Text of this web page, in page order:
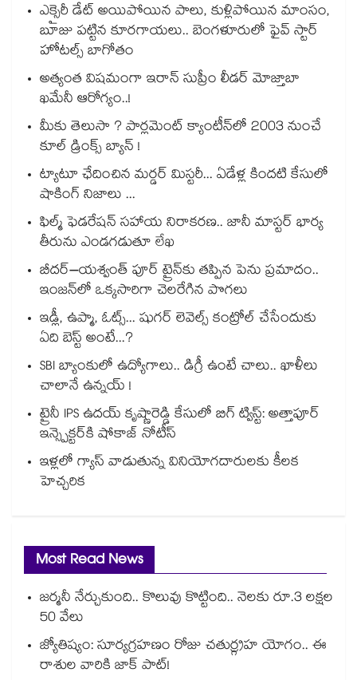
ఎక్సైరీ డేట్ అయిపోయిన పాలు, కుళ్లిపోయిన మాంసం,
బూజు పట్టిన కూరగాయలు.. బెంగళూరులో ఫైవ్ స్టార్
హోటల్స్ బాగోతం
అత్యంత విషమంగా ఇరాన్ సుప్రీం లీడర్ మోజ్తాబా
ఖమేనీ ఆరోగ్యం..!
మీకు తెలుసా ? పార్లమెంట్ క్యాంటీన్⁪లో 2003 నుంచే
కూల్ డ్రింక్స్ బ్యాన్ !
ట్యాటూ ఛేదించిన మర్డర్ మిస్టరీ... ఏడేళ్ల కిందటి కేసులో
షాకింగ్ నిజాలు ...
ఫిల్మ్ ఫెడరేషన్ సహాయ నిరాకరణ.. జానీ మాస్టర్ భార్య
తీరును ఎండగడుతూ లేఖ
బీదర్–యశ్వంత్ పూర్ ట్రైన్‎కు తప్పిన పెను ప్రమాదం..
ఇంజన్‎లో ఒక్కసారిగా చెలరేగిన పొగలు
ఇడ్లీ, ఉప్మా, ఓట్స్... షుగర్ లెవెల్స్ కంట్రోల్ చేసేందుకు
ఏది బెస్ట్ అంటే...?
SBI బ్యాంకులో ఉద్యోగాలు.. డిగ్రీ ఉంటే చాలు.. ఖాళీలు
చాలానే ఉన్నయ్ !
ట్రైనీ IPS ఉదయ్ కృష్ణారెడ్డి కేసులో బిగ్ ట్విస్ట్: అత్తాపూర్
ఇన్స్పెక్టర్‎కి షోకాజ్ నోటీస్
ఇళ్లలో గ్యాస్ వాడుతున్న వినియోగదారులకు కీలక
హెచ్చరిక
Most Read News
జర్మనీ నేర్చుకుంది.. కొలువు కొట్టింది.. నెలకు రూ.3 లక్షల
50 వేలు
జ్యోతిష్యం: సూర్యగ్రహణం రోజు చతుర్గ్రహ యోగం.. ఈ
రాశుల వారికి జాక్ పాట్!